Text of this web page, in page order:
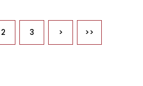
2 3 >Page suivante
>>Dernière page